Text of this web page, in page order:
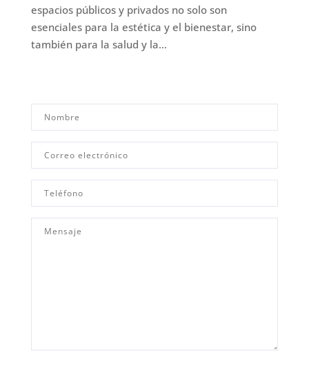
espacios públicos y privados no solo son
esenciales para la estética y el bienestar, sino
también para la salud y la...